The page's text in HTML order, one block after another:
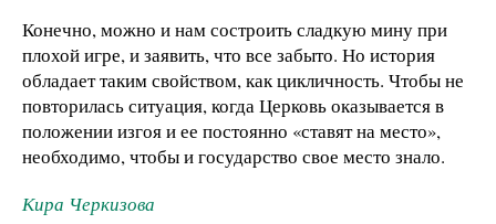
Конечно, можно и нам состроить сладкую мину при
плохой игре, и заявить, что все забыто. Но история
обладает таким свойством, как цикличность. Чтобы не
повторилась ситуация, когда Церковь оказывается в
положении изгоя и ее постоянно «ставят на место»,
необходимо, чтобы и государство свое место знало.
Кира Черкизова